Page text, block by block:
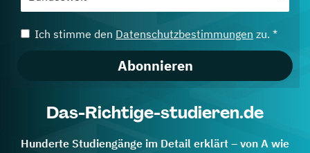
Ich stimme den Datenschutzbestimmungen zu. *
Abonnieren
Das-Richtige-studieren.de
Hunderte Studiengänge im Detail erklärt – von A wie